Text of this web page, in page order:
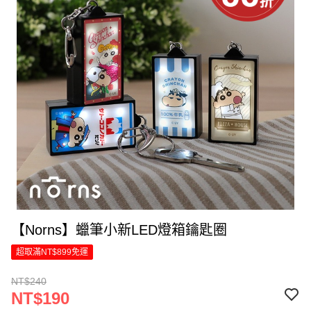
【Norns】蠟筆小新LED燈箱鑰匙圈
超取滿NT$899免運
NT$240
NT$190